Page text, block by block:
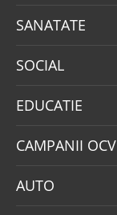
SANATATE
SOCIAL
EDUCATIE
CAMPANII OCV
AUTO